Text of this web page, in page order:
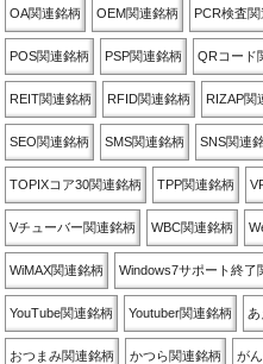
OA関連銘柄 OEM関連銘柄 PCR検査
POS関連銘柄 PSP関連銘柄 QRコード
REIT関連銘柄 RFID関連銘柄 RIZAP関
SEO関連銘柄 SMS関連銘柄 SNS関連
TOPIXコア30関連銘柄 TPP関連銘柄
Vチューバー関連銘柄 WBC関連銘柄
WiMAX関連銘柄 Windows7サポート終了
YouTube関連銘柄 Youtuber関連銘柄
おつまみ関連銘柄 かつら関連銘柄 が